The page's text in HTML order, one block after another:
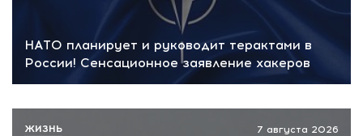
НАТО планирует и руководит терактами в
России! Сенсационное заявление хакеров
7 августа 2026
ЖИЗНЬ